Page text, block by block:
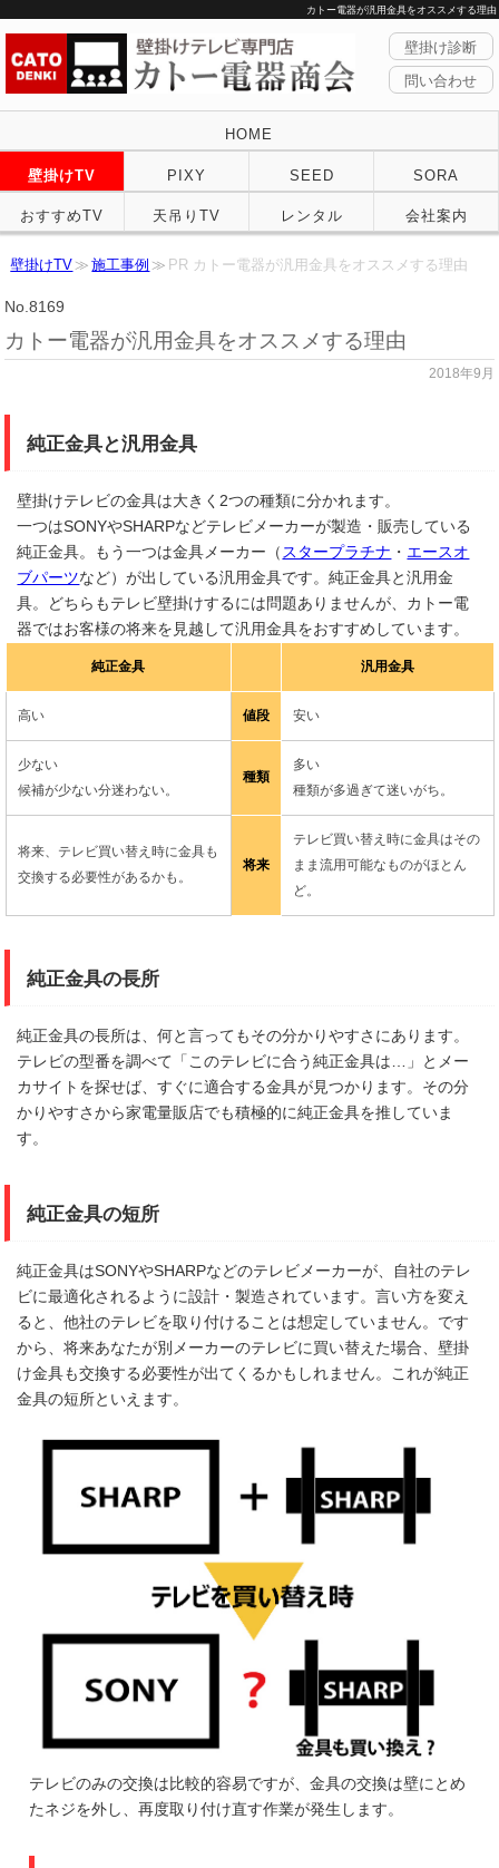
カトー電器が汎用金具をオススメする理由
壁掛け診断
問い合わせ
HOME
壁掛けTV PIXY SEED SORA
おすすめTV 天吊りTV レンタル 会社案内
壁掛けTV 施工事例 PR カトー電器が汎用金具をオススメする理由
No.8169
カトー電器が汎用金具をオススメする理由
2018年9月
純正金具と汎用金具
壁掛けテレビの金具は大きく2つの種類に分かれます。
一つはSONYやSHARPなどテレビメーカーが製造・販売している
純正金具。もう一つは金具メーカー（スタープラチナ ・ エースオ
ブパーツなど）が出している汎用金具です。純正金具と汎用金
具。どちらもテレビ壁掛けするには問題ありませんが、カトー電
器ではお客様の将来を見越して汎用金具をおすすめしています。
純正金具 汎用金具
高い 値段 安い
少ない
候補が少ない分迷わない。
種類
多い
種類が多過ぎて迷いがち。
将来、テレビ買い替え時に金具も
交換する必要性があるかも。
将来
テレビ買い替え時に金具はその
まま流用可能なものがほとん
ど。
純正金具の長所
純正金具の長所は、何と言ってもその分かりやすさにあります。
テレビの型番を調べて「このテレビに合う純正金具は…」とメー
カサイトを探せば、すぐに適合する金具が見つかります。その分
かりやすさから家電量販店でも積極的に純正金具を推していま
す。
純正金具の短所
純正金具はSONYやSHARPなどのテレビメーカーが、自社のテレ
ビに最適化されるように設計・製造されています。言い方を変え
ると、他社のテレビを取り付けることは想定していません。です
から、将来あなたが別メーカーのテレビに買い替えた場合、壁掛
け金具も交換する必要性が出てくるかもしれません。これが純正
金具の短所といえます。
テレビのみの交換は比較的容易ですが、金具の交換は壁にとめ
たネジを外し、再度取り付け直す作業が発生します。